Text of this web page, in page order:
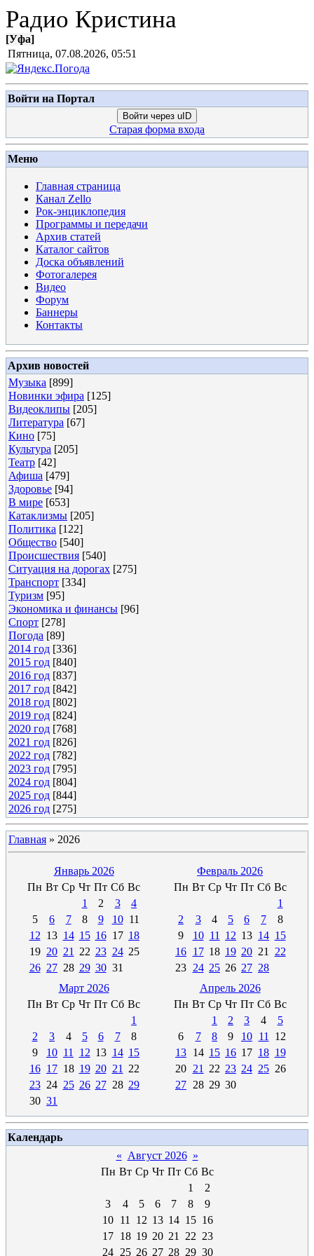
Радио Кристина
[Уфа]
Пятница, 07.08.2026, 05:51
Войти на Портал
Войти через uID
Старая форма входа
Меню
Главная страница
Канал Zello
Рок-энциклопедия
Программы и передачи
Архив статей
Каталог сайтов
Доска объявлений
Фотогалерея
Видео
Форум
Баннеры
Контакты
Архив новостей
Музыка [899]
Новинки эфира [125]
Видеоклипы [205]
Литература [67]
Кино [75]
Культура [205]
Театр [42]
Афиша [479]
Здоровье [94]
В мире [653]
Катаклизмы [205]
Политика [122]
Общество [540]
Происшествия [540]
Ситуация на дорогах [275]
Транспорт [334]
Туризм [95]
Экономика и финансы [96]
Спорт [278]
Погода [89]
2014 год [336]
2015 год [840]
2016 год [837]
2017 год [842]
2018 год [802]
2019 год [824]
2020 год [768]
2021 год [826]
2022 год [782]
2023 год [795]
2024 год [804]
2025 год [844]
2026 год [275]
Главная » 2026
Январь 2026
Пн Вт Ср Чт Пт Сб Вс
1
2 3
4
5
6 7 8 9 10 11
12 13 14 15 16 17 18
19 20 21 22 23 24 25
26 27 28 29 30 31
Февраль 2026
Пн Вт Ср Чт Пт Сб Вс
1
2
3 4 5 6 7
8
9
10 11 12 13 14 15
16 17 18 19 20 21
22
23 24 25 26 27 28
Март 2026
Пн Вт Ср Чт Пт Сб Вс
1
2
3 4 5 6 7
8
9
10 11 12 13 14 15
16 17 18 19 20 21
22
23 24 25 26 27 28 29
30 31
Апрель 2026
Пн Вт Ср Чт Пт Сб Вс
1
2 3 4
5
6
7 8 9 10 11
12
13 14 15 16 17 18 19
20 21 22 23 24 25 26
27 28 29 30
Календарь
« Август 2026 »
Пн Вт Ср Чт Пт Сб Вс
1
2
3
4 5 6 7 8
9
10 11 12 13 14 15 16
17 18 19 20 21 22 23
24 25 26 27 28 29 30